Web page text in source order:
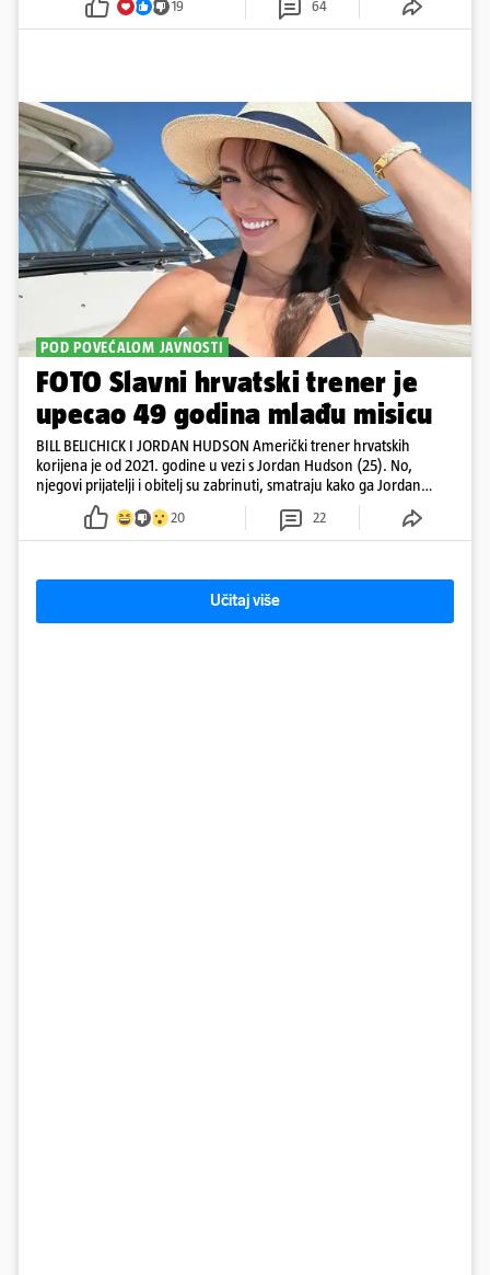
19 64
POD POVEĆALOM JAVNOSTI
FOTO Slavni hrvatski trener je
upecao 49 godina mlađu misicu
BILL BELICHICK I JORDAN HUDSON Američki trener hrvatskih
korijena je od 2021. godine u vezi s Jordan Hudson (25). No,
njegovi prijatelji i obitelj su zabrinuti, smatraju kako ga Jordan
kontrolira
20 22
Učitaj više